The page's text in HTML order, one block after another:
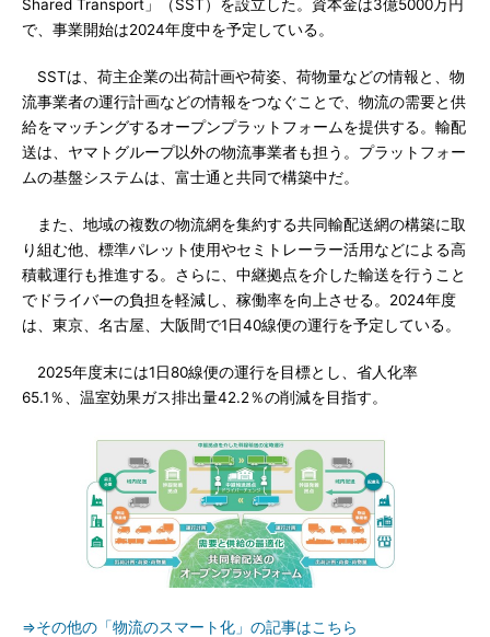
Shared Transport」（SST）を設立した。資本金は3億5000万円
で、事業開始は2024年度中を予定している。
SSTは、荷主企業の出荷計画や荷姿、荷物量などの情報と、物
流事業者の運行計画などの情報をつなぐことで、物流の需要と供
給をマッチングするオープンプラットフォームを提供する。輸配
送は、ヤマトグループ以外の物流事業者も担う。プラットフォー
ムの基盤システムは、富士通と共同で構築中だ。
また、地域の複数の物流網を集約する共同輸配送網の構築に取
り組む他、標準パレット使用やセミトレーラー活用などによる高
積載運行も推進する。さらに、中継拠点を介した輸送を行うこと
でドライバーの負担を軽減し、稼働率を向上させる。2024年度
は、東京、名古屋、大阪間で1日40線便の運行を予定している。
2025年度末には1日80線便の運行を目標とし、省人化率
65.1％、温室効果ガス排出量42.2％の削減を目指す。
⇒その他の「物流のスマート化」の記事はこちら